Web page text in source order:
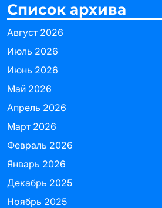
Список архива
Август 2026
Июль 2026
Июнь 2026
Май 2026
Апрель 2026
Март 2026
Февраль 2026
Январь 2026
Декабрь 2025
Ноябрь 2025